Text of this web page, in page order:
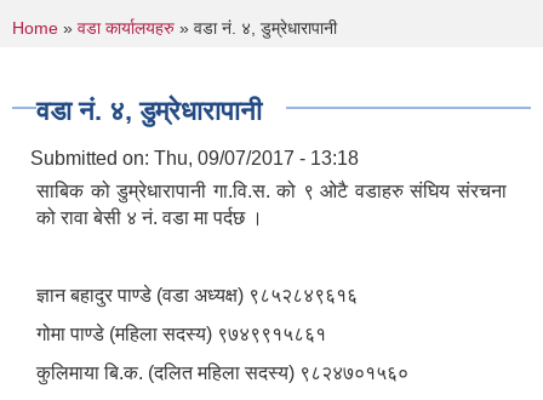
You are here
Home » वडा कार्यालयहरु » वडा नं. ४, डुम्रेधारापानी
वडा नं. ४, डुम्रेधारापानी
Submitted on: Thu, 09/07/2017 - 13:18
साबिक को डुम्रेधारापानी गा.वि.स. को ९ ओटै वडाहरु संघिय संरचना
को रावा बेसी ४ नं. वडा मा पर्दछ ।
ज्ञान बहादुर पाण्डे (वडा अध्यक्ष) ९८५२८४९६१६
गोमा पाण्डे (महिला सदस्य) ९७४९९१५८६१
कुलिमाया बि.क. (दलित महिला सदस्य) ९८२४७०१५६०